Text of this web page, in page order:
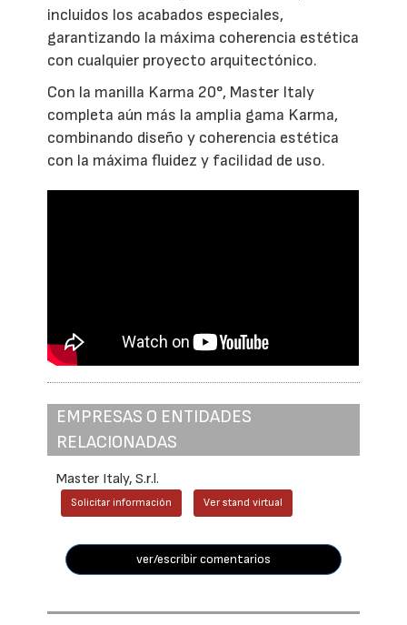
incluidos los acabados especiales,
garantizando la máxima coherencia estética
con cualquier proyecto arquitectónico.
Con la manilla Karma 20°, Master Italy
completa aún más la amplia gama Karma,
combinando diseño y coherencia estética
con la máxima fluidez y facilidad de uso.
EMPRESAS O ENTIDADES
RELACIONADAS
Master Italy, S.r.l.
Solicitar información Ver stand virtual
ver/escribir comentarios